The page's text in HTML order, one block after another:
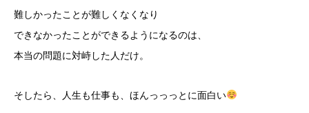
難しかったことが難しくなくなり
できなかったことができるようになるのは、
本当の問題に対峙した人だけ。
そしたら、人生も仕事も、ほんっっっとに面白い